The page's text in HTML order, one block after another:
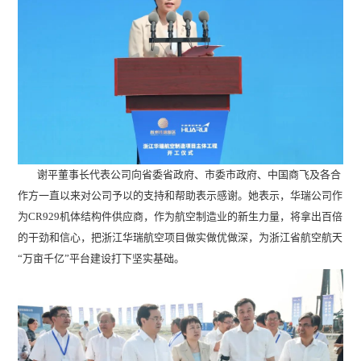
谢平董事长代表公司向省委省政府、市委市政府、中国商飞及各合
作方一直以来对公司予以的支持和帮助表示感谢。她表示，华瑞公司作
为CR929机体结构件供应商，作为航空制造业的新生力量，将拿出百倍
的干劲和信心，把浙江华瑞航空项目做实做优做深，为浙江省航空航天
“万亩千亿”平台建设打下坚实基础。